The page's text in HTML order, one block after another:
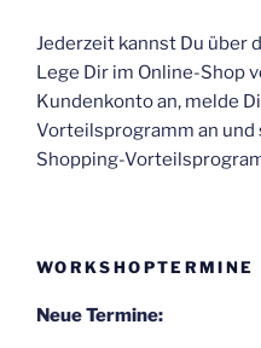
Jederzeit kannst Du über
Lege Dir im Online-Shop
Kundenkonto an, melde
Vorteilsprogramm an und
Shopping-
WORKSHOPTERMINE
Neue Termine: